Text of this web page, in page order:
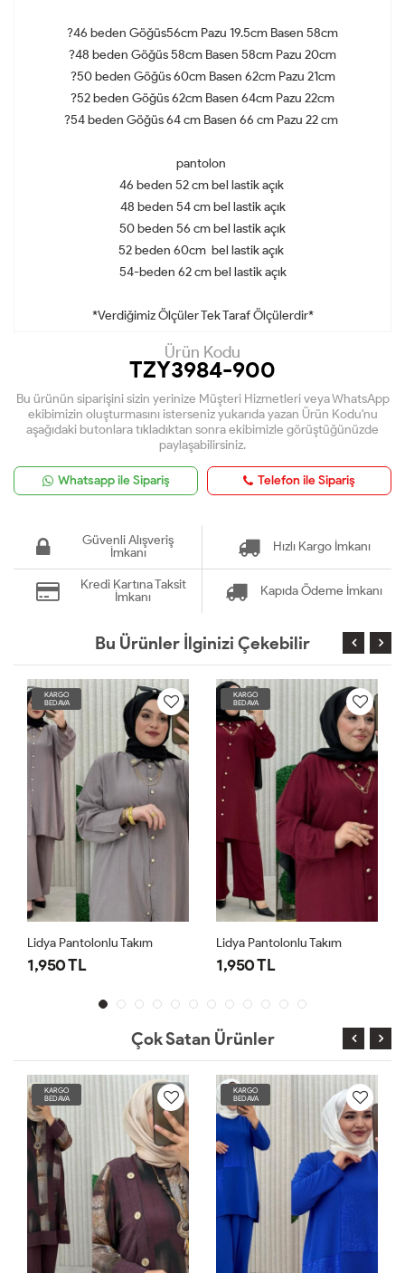
?46 beden Göğüs56cm Pazu 19.5cm Basen 58cm
?48 beden Göğüs 58cm Basen 58cm Pazu 20cm
?50 beden Göğüs 60cm Basen 62cm Pazu 21cm
?52 beden Göğüs 62cm Basen 64cm Pazu 22cm
?54 beden Göğüs 64 cm Basen 66 cm Pazu 22 cm
pantolon
46 beden 52 cm bel lastik açık
48 beden 54 cm bel lastik açık
50 beden 56 cm bel lastik açık
52 beden 60cm bel lastik açık
54-beden 62 cm bel lastik açık
*Verdiğimiz Ölçüler Tek Taraf Ölçülerdir*
Ürün Kodu
TZY3984-900
Bu ürünün siparişini sizin yerinize Müşteri Hizmetleri veya WhatsApp
ekibimizin oluşturmasını isterseniz yukarıda yazan Ürün Kodu'nu
aşağıdaki butonlara tıkladıktan sonra ekibimizle görüştüğünüzde
paylaşabilirsiniz.
Whatsapp ile Sipariş Telefon ile Sipariş
Güvenli Alışveriş
İmkanı
Hızlı Kargo İmkanı
Kredi Kartına Taksit
İmkanı
Kapıda Ödeme İmkanı
Bu Ürünler İlginizi Çekebilir
KARGO
BEDAVA
Lidya Pantolonlu Takım
1,950 TL
KARGO
BEDAVA
Lidya Pantolonlu Takım
1,950 TL
Çok Satan Ürünler
KARGO
BEDAVA
KARGO
BEDAVA